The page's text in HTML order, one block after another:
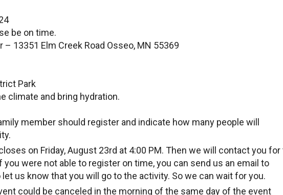
be on time.
– 13351 Elm Creek Road Osseo, MN 55369
Park
climate and bring hydration.
member should register and indicate how many people will
on Friday, August 23rd at 4:00 PM. Then we will contact you for
were not able to register on time, you can send us an email to
let us know that you will go to the activity. So we can wait for you.
could be canceled in the morning of the same day of the event